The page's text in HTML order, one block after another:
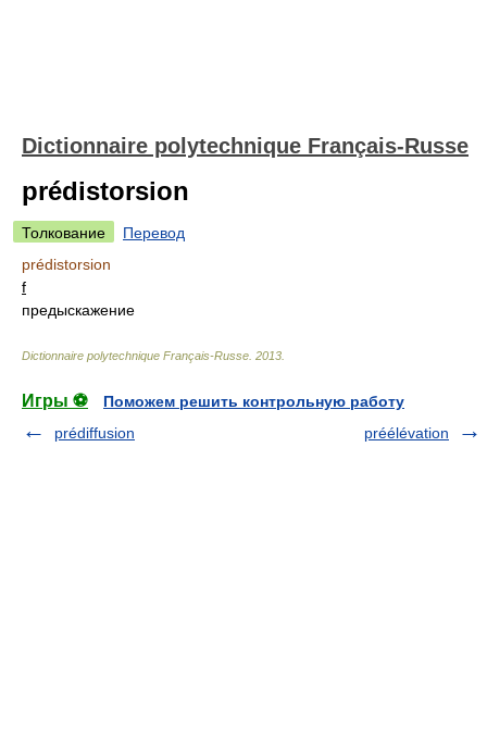
Dictionnaire polytechnique Français-Russe
prédistorsion
Толкование
Перевод
prédistorsion
f
предыскажение
Dictionnaire polytechnique Français-Russe 2013
Игры ⚽
Поможем решить контрольную работу
prédiffusion
préélévation